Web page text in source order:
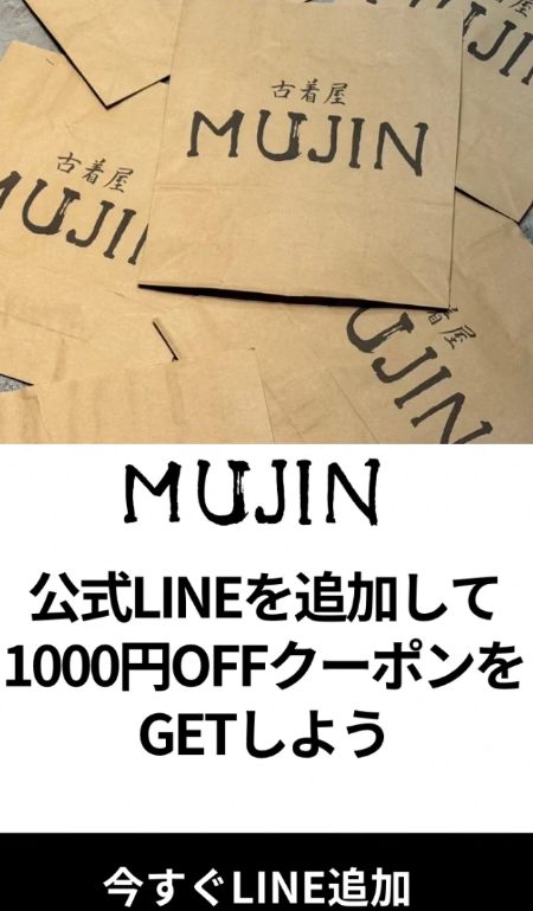
表記サイズは商品に記載さ
測定値の若干の誤差はご了
5392
SHIPPING